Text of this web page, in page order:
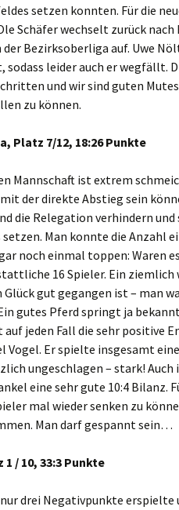
setzen konnten. Für die
Schäfer wechselt zurück
Bezirksoberliga auf. Uwe
leider auch er wegfällt.
und wir sind guten
zu können.
Platz 7/12, 18:26 Punkte
Mannschaft ist extrem
der direkte Abstieg sein
die Relegation verhindern und
Man konnte die Anzahl
noch einmal toppen: Waren
16 Spieler. Ein
gut gegangen ist – man
gutes Pferd springt ja
jeden Fall die sehr positive
Vogel. Er spielte insgesamt
ungeschlagen – stark!
eine sehr gute 10:4 Bilanz.
mal wieder senken zu
Man darf gespannt sein…
/ 10, 33:3 Punkte
drei Negativpunkte erspielte